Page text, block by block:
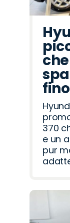
370
e un
pur